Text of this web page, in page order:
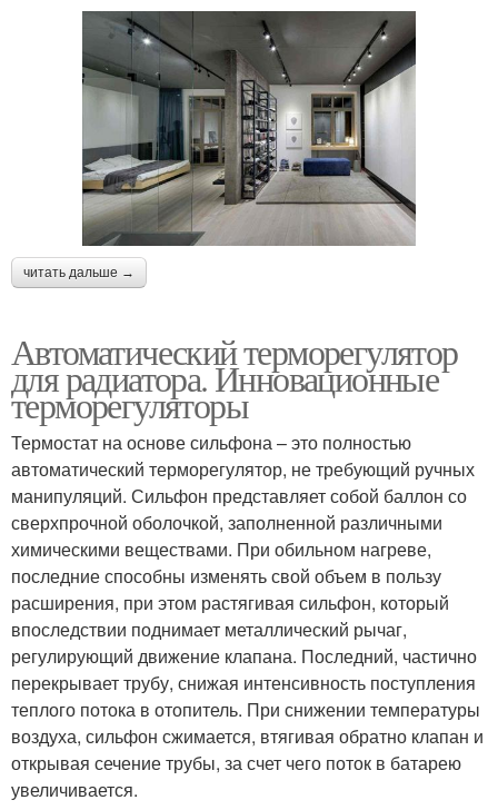
читать дальше →
Автоматический терморегулятор
для радиатора. Инновационные
терморегуляторы
Термостат на основе сильфона – это полностью
автоматический терморегулятор, не требующий ручных
манипуляций. Сильфон представляет собой баллон со
сверхпрочной оболочкой, заполненной различными
химическими веществами. При обильном нагреве,
последние способны изменять свой объем в пользу
расширения, при этом растягивая сильфон, который
впоследствии поднимает металлический рычаг,
регулирующий движение клапана. Последний, частично
перекрывает трубу, снижая интенсивность поступления
теплого потока в отопитель. При снижении температуры
воздуха, сильфон сжимается, втягивая обратно клапан и
открывая сечение трубы, за счет чего поток в батарею
увеличивается.